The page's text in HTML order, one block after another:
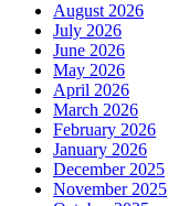
August 2026
July 2026
June 2026
May 2026
April 2026
March 2026
February 2026
January 2026
December 2025
November 2025